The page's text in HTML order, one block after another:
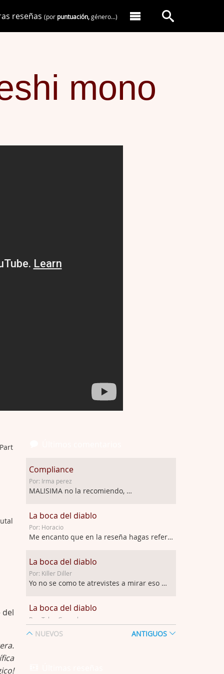
reseñas (por puntuación,género...)
mono
del
Compliance
Por: Irma perez
MALISIMA no la recomiendo, …
La boca del diablo
Por: Horacio
Me encanto que en la reseña hagas referen …
La boca del diablo
Por: Killer Diller
Yo no se como te atrevistes a mirar eso …
La boca del diablo
Por: Talan Gwynek
Pues eso: muertes aburridas y personajes p …
NUEVOS ANTIGUOS